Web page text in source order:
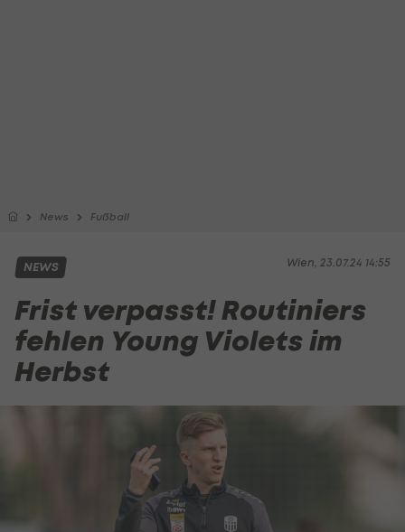
News Fußball
Wien, 23.07.24 14:55
NEWS
Frist verpasst! Routiniers
fehlen Young Violets im
Herbst